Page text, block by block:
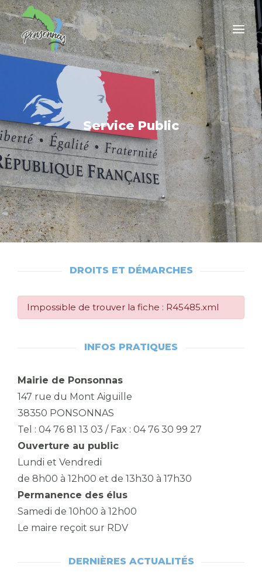
Service Public
DROITS ET DÉMARCHES
Impossible de trouver la fiche : R45485.xml
INFOS PRATIQUES
Mairie de Ponsonnas
147 rue du Mont Aiguille
38350 PONSONNAS
Tel : 04 76 81 13 03 / Fax : 04 76 30 99 27
Ouverture au public
Lundi et Vendredi
de 8h00 à 12h00 et de 13h30 à 17h30
Permanence des élus
Samedi de 10h00 à 12h00
Le maire reçoit sur RDV
DERNIÈRES ACTUALITÉS